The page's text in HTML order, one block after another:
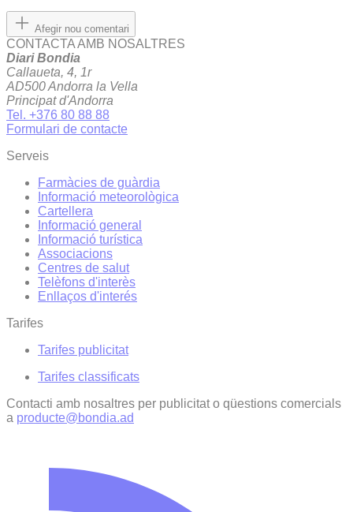
Afegir nou comentari
CONTACTA AMB NOSALTRES
Diari Bondia
Callaueta, 4, 1r
AD500 Andorra la Vella
Principat d'Andorra
Tel. +376 80 88 88
Formulari de contacte
Serveis
Farmàcies de guàrdia
Informació meteorològica
Cartellera
Informació general
Informació turística
Associacions
Centres de salut
Telèfons d'interès
Enllaços d'interés
Tarifes
Tarifes publicitat
Tarifes classificats
Contacti amb nosaltres per publicitat o qüestions comercials
a producte@bondia.ad